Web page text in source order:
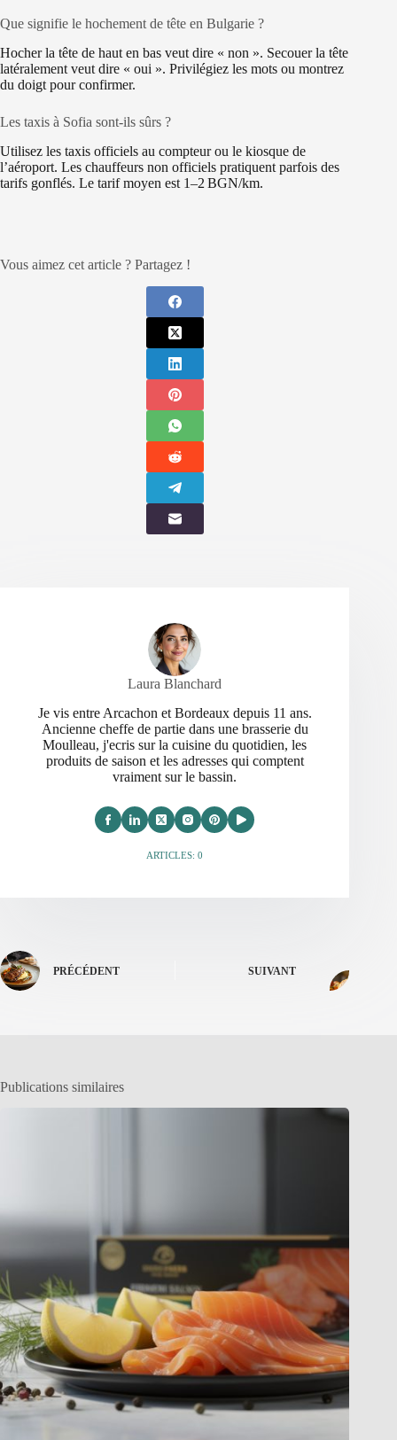
Que signifie le hochement de tête en Bulgarie ?
Hocher la tête de haut en bas veut dire « non ». Secouer la tête
latéralement veut dire « oui ». Privilégiez les mots ou montrez
du doigt pour confirmer.
Les taxis à Sofia sont‑ils sûrs ?
Utilisez les taxis officiels au compteur ou le kiosque de
l’aéroport. Les chauffeurs non officiels pratiquent parfois des
tarifs gonflés. Le tarif moyen est 1–2 BGN/km.
Vous aimez cet article ? Partagez !
Laura Blanchard
Je vis entre Arcachon et Bordeaux depuis 11 ans.
Ancienne cheffe de partie dans une brasserie du
Moulleau, j'ecris sur la cuisine du quotidien, les
produits de saison et les adresses qui comptent
vraiment sur le bassin.
ARTICLES: 0
PRÉCÉDENT SUIVANT
Publications similaires